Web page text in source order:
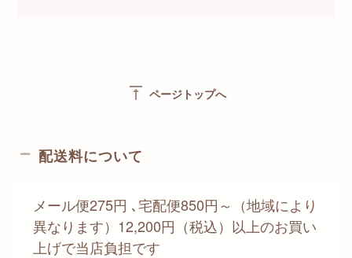
vertical_align_top ページトップへ
配送料について
メール便275円 ､宅配便850円～（地域により
異なります）12,200円（税込）以上のお買い
上げで当店負担です